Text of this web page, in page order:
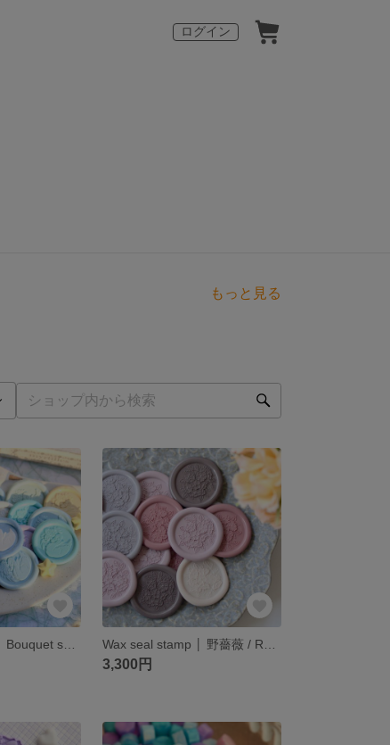
ログイン
もっと見る
3,300円